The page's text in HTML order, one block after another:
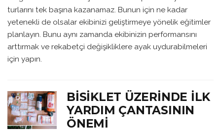
turlarını tek başına kazanamaz. Bunun için ne kadar
yetenekli de olsalar ekibinizi geliştirmeye yönelik eğitimler
planlayın. Bunu aynı zamanda ekibinizin performansını
arttırmak ve rekabetçi değişikliklere ayak uydurabilmeleri
için yapın.
BISIKLET ÜZERINDE İLK
YARDIM ÇANTASININ
ÖNEMI